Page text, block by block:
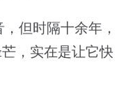
但时隔十余年，
，实在是让它快